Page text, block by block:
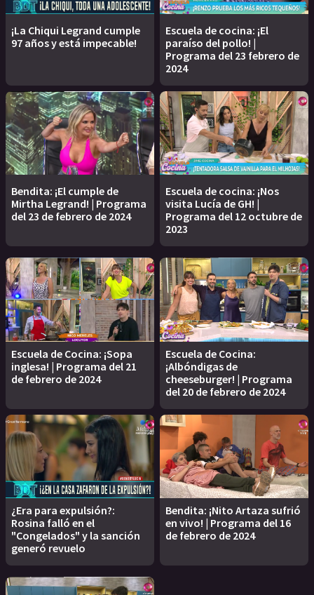
¡La Chiqui Legrand cumple
97 años y está impecable!
Escuela de cocina: ¡El
paraíso del pollo! |
Programa del 23 febrero de
2024
Bendita: ¡El cumple de
Mirtha Legrand! | Programa
del 23 de febrero de 2024
Escuela de cocina: ¡Nos
visita Lucía de GH! |
Programa del 12 octubre de
2023
Escuela de Cocina: ¡Sopa
inglesa! | Programa del 21
de febrero de 2024
Escuela de Cocina:
¡Albóndigas de
cheeseburger! | Programa
del 20 de febrero de 2024
¿Era para expulsión?:
Rosina falló en el
"Congelados" y la sanción
generó revuelo
Bendita: ¡Nito Artaza sufrió
en vivo! | Programa del 16
de febrero de 2024